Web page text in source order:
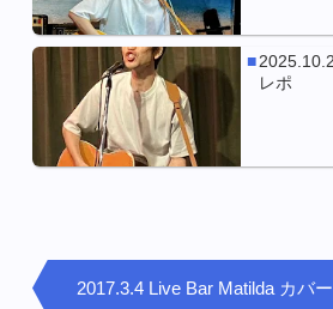
レポ
2017.3.4 Live Bar Matilda カバ